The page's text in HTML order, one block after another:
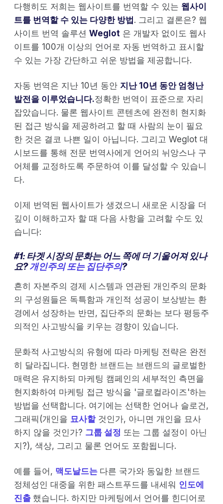
다행히도 저희는 웹사이트를 번역할 수 있는 웹사이
트를 번역할 수 있는 다양한 방법 . 그리고 결론은? 웹
사이트 번역 솔루션 Weglot 은 개발자 없이도 웹사
이트를 100개 이상의 언어로 자동 번역하고 표시할
수 있는 가장 간단하고 쉬운 방법을 제공합니다.
자동 번역은 지난 10년 동안 지난 10년 동안 엄청난
발전을 이루었습니다.정확한 번역이 표준으로 자리
잡았습니다. 물론 웹사이트 콘텐츠에 완전히 현지화
된 접근 방식을 제공하려고 할 때 사람의 눈이 필요
한 것은 결코 나쁜 일이 아닙니다. 그리고 Weglot 대
시보드를 통해 전문 번역사에게 언어의 뉘앙스나 구
어체를 교정하도록 주문하여 이를 달성할 수 있습니
다.
이제 번역된 웹사이트가 생겼으니 새로운 시장을 더
깊이 이해하고자 할 때 다음 사항을 고려할 수도 있
습니다:
#1: 타겟 시장의 문화는 어느 쪽에 더 기울어져 있나
요?개인주의 또는 집단주의?
흔히 자본주의 경제 시스템과 연관된 개인주의 문화
의 구성원들은 독특함과 개인적 성공이 보상받는 환
경에서 성장하는 반면, 집단주의 문화는 보다 평등주
의적인 사고방식을 키우는 경향이 있습니다.
문화적 사고방식의 유형에 따라 마케팅 전략은 완전
히 달라집니다. 현명한 브랜드는 브랜드의 글로벌한
매력은 유지하되 마케팅 캠페인의 세부적인 측면을
현지화하여 마케팅 접근 방식을 '글로컬라이즈'하는
방법을 선택합니다. 여기에는 선택한 언어나 슬로건,
그래픽(개인을 묘사할것인가, 아니면 개인을 묘사
하지 않을 것인가? 그룹 설정 또는 그룹 설정이 아닌
지?), 색상, 그리고 물론 언어도 포함됩니다.
예를 들어, 맥도날드는 다른 국가와 동일한 브랜드
정체성인 대중을 위한 패스트푸드를 내세워 인도에
진출 했습니다. 하지만 마케팅에서 언어를 힌디어로